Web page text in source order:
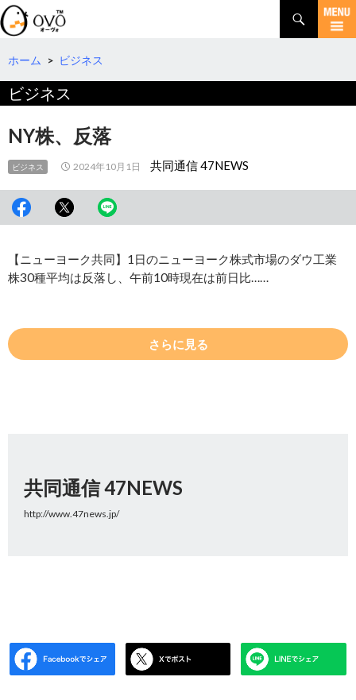
検
索
コ
テ
へ
移
動
ホーム > ビジネス
ビジネス
NY株、反落
ビジネス 2024年10月1日 共同通信 47NEWS
【ニューヨーク共同】1日のニューヨーク株式市場のダウ工業
株30種平均は反落し、午前10時現在は前日比……
さらに見る
共同通信 47NEWS
http://www.47news.jp/